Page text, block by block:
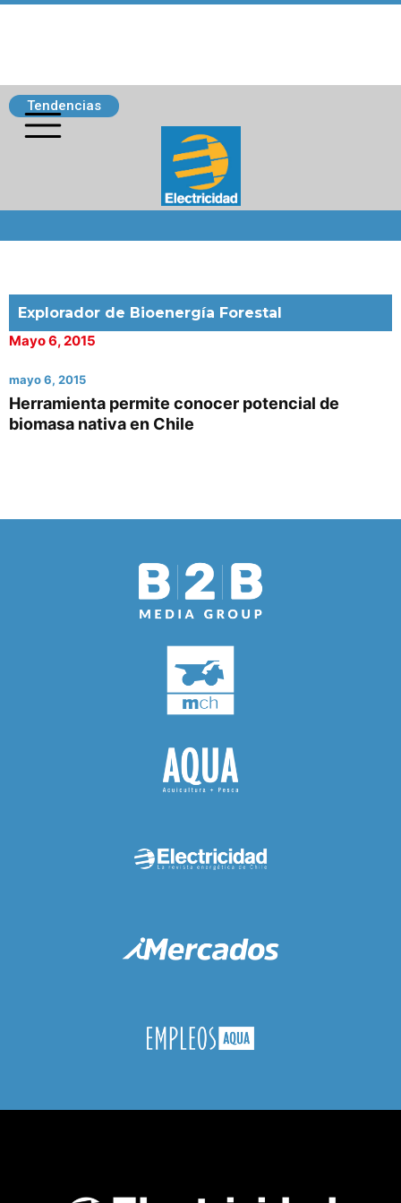
Tendencias
Explorador de Bioenergía Forestal
Mayo 6, 2015
mayo 6, 2015
Herramienta permite conocer potencial de
biomasa nativa en Chile